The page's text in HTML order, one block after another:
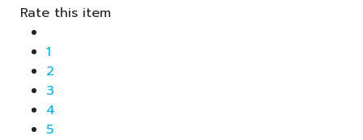
Rate this item
1
2
3
4
5